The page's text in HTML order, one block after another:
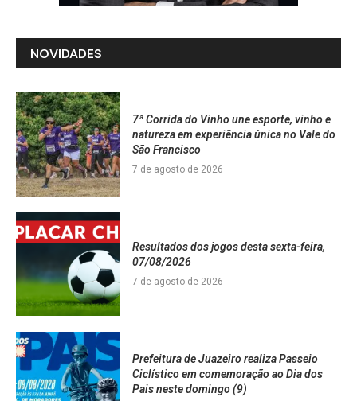
NOVIDADES
7ª Corrida do Vinho une esporte, vinho e
natureza em experiência única no Vale do
São Francisco
7 de agosto de 2026
Resultados dos jogos desta sexta-feira,
07/08/2026
7 de agosto de 2026
Prefeitura de Juazeiro realiza Passeio
Ciclístico em comemoração ao Dia dos
Pais neste domingo (9)